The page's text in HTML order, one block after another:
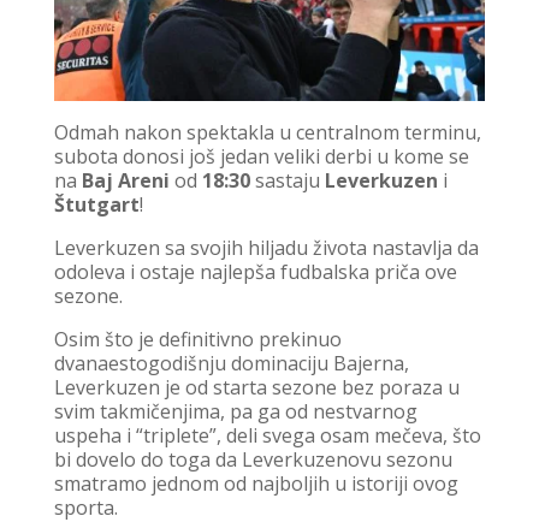
Odmah nakon spektakla u centralnom terminu,
subota donosi još jedan veliki derbi u kome se
na Baj Areni od 18:30sastaju Leverkuzen i
Štutgart!
Leverkuzen sa svojih hiljadu života nastavlja da
odoleva i ostaje najlepša fudbalska priča ove
sezone.
Osim što je definitivno prekinuo
dvanaestogodišnju dominaciju Bajerna,
Leverkuzen je od starta sezone bez poraza u
svim takmičenjima, pa ga od nestvarnog
uspeha i “triplete”, deli svega osam mečeva, što
bi dovelo do toga da Leverkuzenovu sezonu
smatramo jednom od najboljih u istoriji ovog
sporta.